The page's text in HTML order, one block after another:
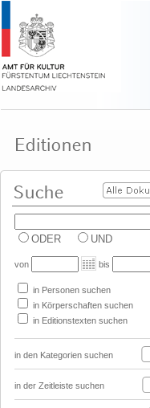
ODER UND
von bis
in Personen suchen
in Körperschaften suchen
in Editionstexten suchen
in den Kategorien suchen
in der Zeitleiste suchen